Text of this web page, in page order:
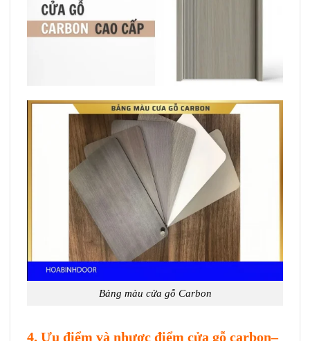
Bảng màu cửa gỗ Carbon
4. Ưu điểm và nhược điểm cửa gỗ carbon–